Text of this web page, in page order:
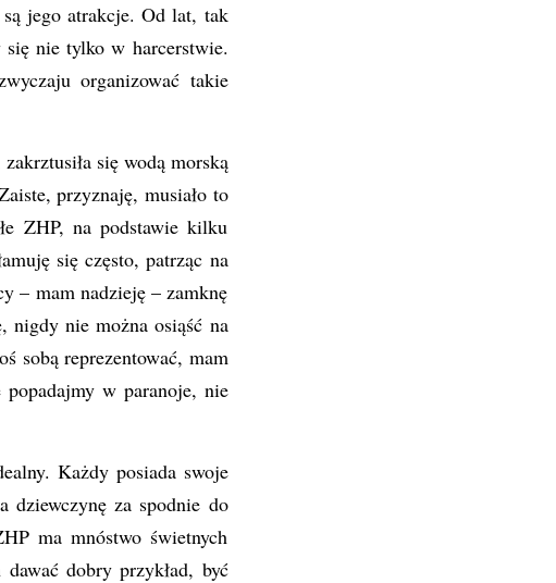
jego atrakcje. Od lat, tak
się nie tylko w harcerstwie.
organizować takie
się wodą morską
przyznaję, musiało to
ZHP, na podstawie kilku
się często, patrząc na
– mam nadzieję – zamknę
nigdy nie można osiąść na
sobą reprezentować, mam
w paranoje, nie
Każdy posiada swoje
dziewczynę za spodnie do
ma mnóstwo świetnych
dobry przykład, być